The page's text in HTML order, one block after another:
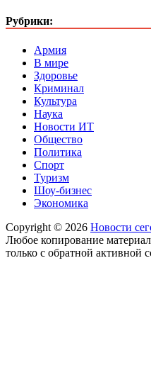
Рубрики:
Армия
В мире
Здоровье
Криминал
Культура
Наука
Новости ИТ
Общество
Политика
Спорт
Туризм
Шоу-бизнес
Экономика
Copyright © 2026 Новости
Любое копирование
только с обратной активной